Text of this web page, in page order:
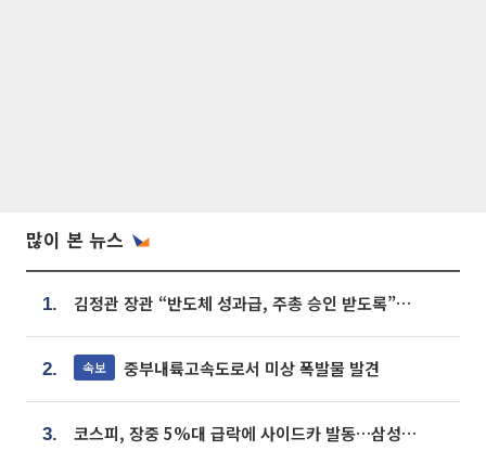
많이 본 뉴스
1. 김정관 장관 “반도체 성과급, 주총 승인 받도록”…상법·자본시장법 개정 시사
2. 속보 중부내륙고속도로서 미상 폭발물 발견
3. 코스피, 장중 5%대 급락에 사이드카 발동…삼성·SK 동반 폭락